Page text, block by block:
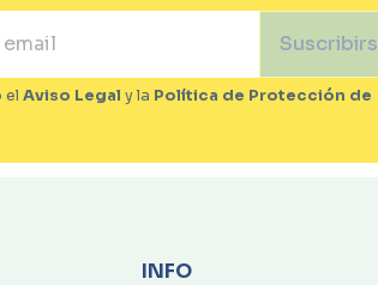
el Aviso Legal y la Política de Protección de
INFO